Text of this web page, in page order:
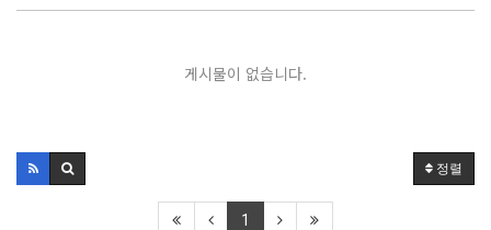
게시물이 없습니다.
정렬
1